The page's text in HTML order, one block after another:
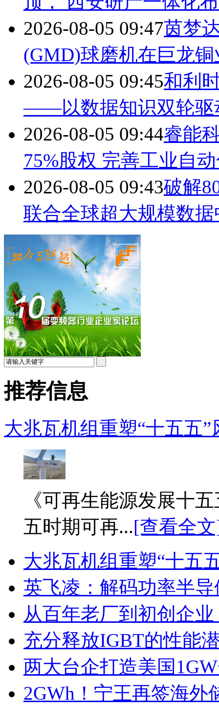
2026-08-05 09:47茵梦
(GMD)球磨机在巨龙铜
2026-08-05 09:45和利
——以数据知识双轮驱
2026-08-05 09:44睿能
75%股权 完善工业自
2026-08-05 09:43破解
联合全球超大规模数据
推荐信息
大兆瓦机组重塑“十五五”
《可再生能源发展十
五时期可再...[查看全
大兆瓦机组重塑“十五
英飞凌：解码功率半
从百年老厂到初创企
充分释放IGBT的性能
两大台企打造美国
2GWh！宁王再签海外